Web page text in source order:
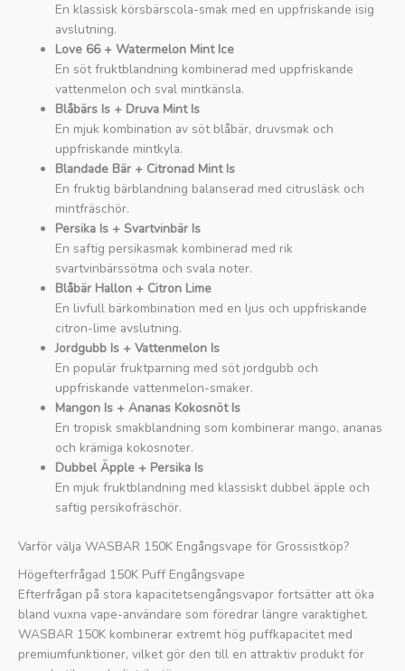
En klassisk körsbärscola-smak med en uppfriskande isig
avslutning.
Love 66 + Watermelon Mint Ice
En söt fruktblandning kombinerad med uppfriskande
vattenmelon och sval mintkänsla.
Blåbärs Is + Druva Mint Is
En mjuk kombination av söt blåbär, druvsmak och
uppfriskande mintkyla.
Blandade Bär + Citronad Mint Is
En fruktig bärblandning balanserad med citrusläsk och
mintfräschör.
Persika Is + Svartvinbär Is
En saftig persikasmak kombinerad med rik
svartvinbärssötma och svala noter.
Blåbär Hallon + Citron Lime
En livfull bärkombination med en ljus och uppfriskande
citron-lime avslutning.
Jordgubb Is + Vattenmelon Is
En populär fruktparning med söt jordgubb och
uppfriskande vattenmelon-smaker.
Mangon Is + Ananas Kokosnöt Is
En tropisk smakblandning som kombinerar mango, ananas
och krämiga kokosnoter.
Dubbel Äpple + Persika Is
En mjuk fruktblandning med klassiskt dubbel äpple och
saftig persikofräschör.
Varför välja WASBAR 150K Engångsvape för Grossistköp?
Högefterfrågad 150K Puff Engångsvape
Efterfrågan på stora kapacitetsengångsvapor fortsätter att öka
bland vuxna vape-användare som föredrar längre varaktighet.
WASBAR 150K kombinerar extremt hög puffkapacitet med
premiumfunktioner, vilket gör den till en attraktiv produkt för